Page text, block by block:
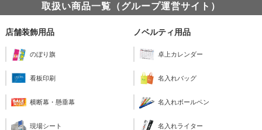
取扱い商品一覧（グループ運営サイト）
店舗装飾用品
のぼり旗
看板印刷
横断幕・懸垂幕
現場シート
ノベルティ用品
卓上カレンダー
名入れバッグ
名入れボールペン
名入れライター